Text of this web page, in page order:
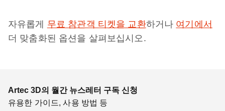
자유롭게 무료 참관객 티켓을 교환하거나 여기에서
더 맞춤화된 옵션을 살펴보십시오.
Artec 3D의 월간 뉴스레터 구독 신청
유용한 가이드, 사용 방법 등